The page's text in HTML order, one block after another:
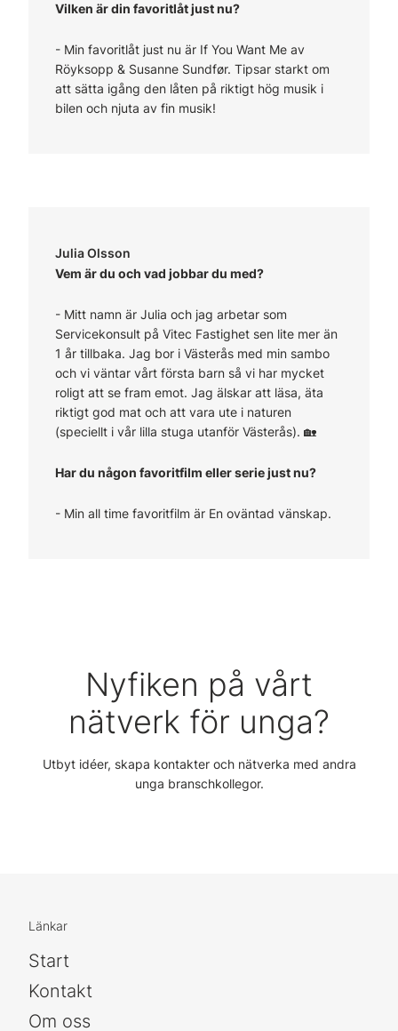
Vilken är din favoritlåt just nu?
- Min favoritlåt just nu är If You Want Me av
Röyksopp & Susanne Sundfør. Tipsar starkt om
att sätta igång den låten på riktigt hög musik i
bilen och njuta av fin musik!
Julia Olsson
Vem är du och vad jobbar du med?
- Mitt namn är Julia och jag arbetar som
Servicekonsult på Vitec Fastighet sen lite mer än
1 år tillbaka. Jag bor i Västerås med min sambo
och vi väntar vårt första barn så vi har mycket
roligt att se fram emot. Jag älskar att läsa, äta
riktigt god mat och att vara ute i naturen
(speciellt i vår lilla stuga utanför Västerås). 🏡
Har du någon favoritfilm eller serie just nu?
- Min all time favoritfilm är En oväntad vänskap.
Nyfiken på vårt
nätverk för unga?
Utbyt idéer, skapa kontakter och nätverka med andra
unga branschkollegor.
Länkar
Start
Kontakt
Om oss